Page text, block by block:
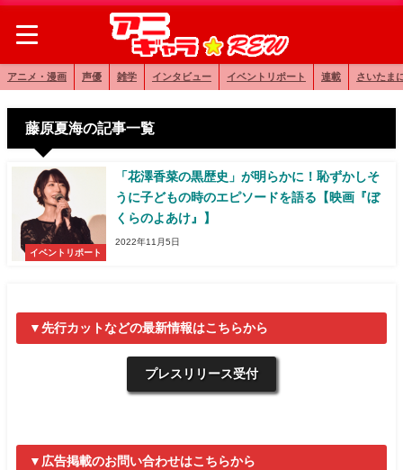
アニメ・漫画 声優 雑学 インタビュー イベントリポート 連載 さいたま
藤原夏海の記事一覧
イベントリポート
「花澤香菜の黒歴史」が明らかに！恥ずかしそ
うに子どもの時のエピソードを語る【映画『ぼ
くらのよあけ』】
2022年11月5日
▼先行カットなどの最新情報はこちらから
プレスリリース受付
▼広告掲載のお問い合わせはこちらから